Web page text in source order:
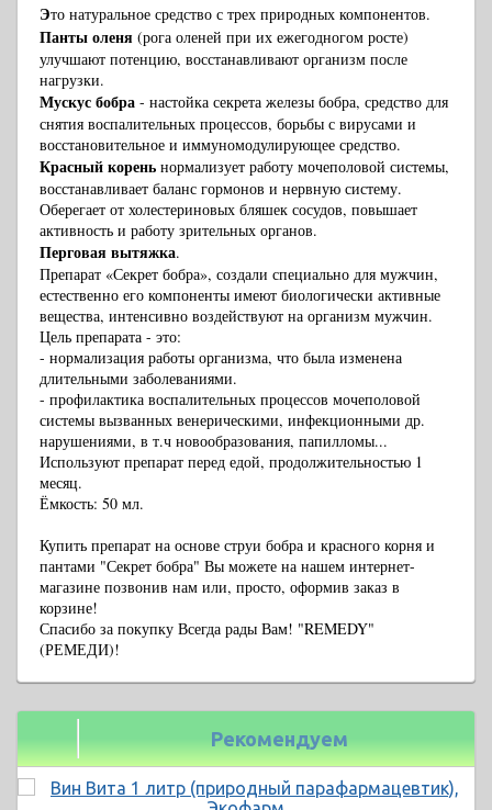
Это натуральное средство с трех природных компонентов.
Панты оленя (рога оленей при их ежегодногом росте)
улучшают потенцию, восстанавливают организм после
нагрузки.
Мускус бобра - настойка секрета железы бобра, средство для
снятия воспалительных процессов, борьбы с вирусами и
восстановительное и иммуномодулирующее средство.
Красный корень нормализует работу мочеполовой системы,
восстанавливает баланс гормонов и нервную систему.
Оберегает от холестериновых бляшек сосудов, повышает
активность и работу зрительных органов.
Перговая вытяжка.
Препарат «Секрет бобра», создали специально для мужчин,
естественно его компоненты имеют биологически активные
вещества, интенсивно воздействуют на организм мужчин.
Цель препарата - это:
- нормализация работы организма, что была изменена
длительными заболеваниями.
- профилактика воспалительных процессов мочеполовой
системы вызванных венерическими, инфекционными др.
нарушениями, в т.ч новообразования, папилломы...
Используют препарат перед едой, продолжительностью 1
месяц.
Ёмкость: 50 мл.
Купить препарат на основе струи бобра и красного корня и
пантами "Секрет бобра" Вы можете на нашем интернет-
магазине позвонив нам или, просто, оформив заказ в
корзине!
Спасибо за покупку Всегда рады Вам! "REMEDY"
(РЕМЕДИ)!
Рекомендуем